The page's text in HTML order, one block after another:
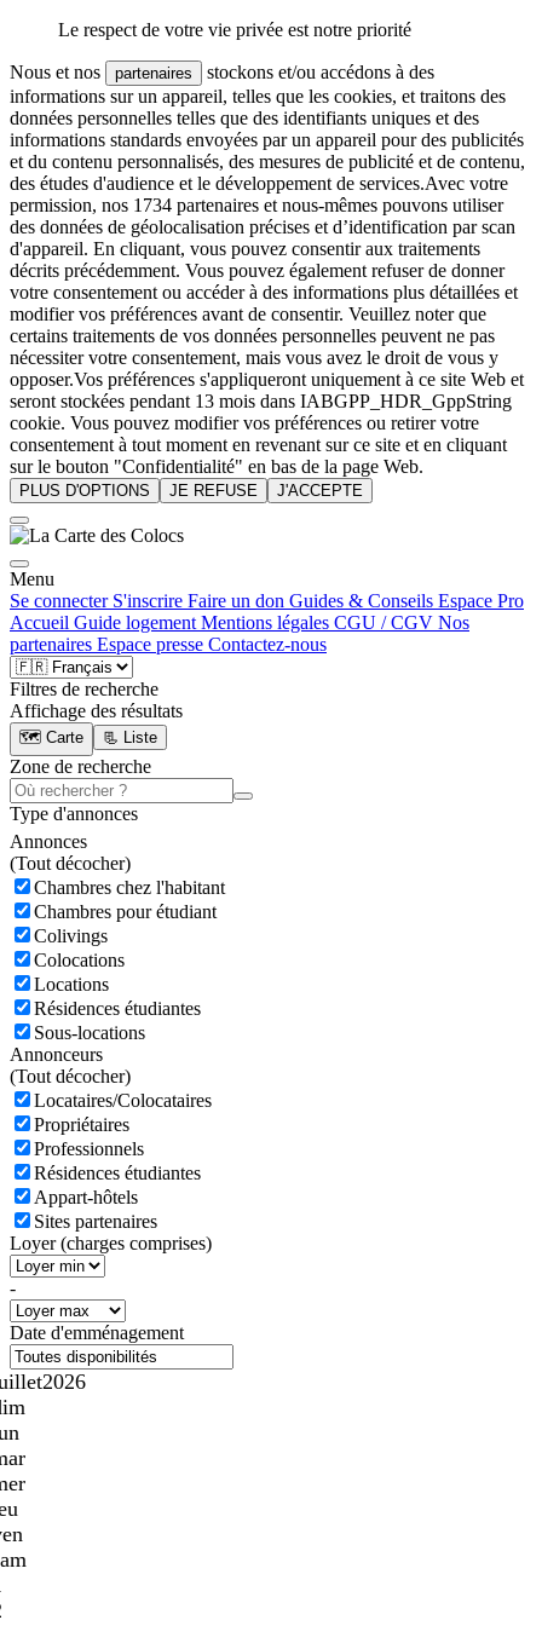
Le respect de votre vie privée est notre priorité
Nous et nos partenaires
stockons et/ou accédons à des
informations sur un appareil, telles que les cookies, et traitons des
données personnelles telles que des identifiants uniques et des
informations standards envoyées par un appareil pour des publicités
et du contenu personnalisés, des mesures de publicité et de contenu,
des études d'audience et le développement de services.Avec votre
permission, nos 1734 partenaires et nous-mêmes pouvons utiliser
des données de géolocalisation précises et d’identification par scan
d'appareil. En cliquant, vous pouvez consentir aux traitements
décrits précédemment. Vous pouvez également refuser de donner
votre consentement ou accéder à des informations plus détaillées et
modifier vos préférences avant de consentir. Veuillez noter que
certains traitements de vos données personnelles peuvent ne pas
nécessiter votre consentement, mais vous avez le droit de vous y
opposer.Vos préférences s'appliqueront uniquement à ce site Web et
seront stockées pendant 13 mois dans IABGPP_HDR_GppString
cookie. Vous pouvez modifier vos préférences ou retirer votre
consentement à tout moment en revenant sur ce site et en cliquant
sur le bouton "Confidentialité" en bas de la page Web.
PLUS D'OPTIONS JE REFUSE J'ACCEPTE
Menu
Se connecter S'inscrire Faire un don Guides & Conseils Espace Pro
Accueil Guide logement Mentions légales CGU / CGV Nos
partenaires Espace presse Contactez-nous
Filtres de recherche
Affichage des résultats
🗺️ Carte 📃 Liste
Zone de recherche
Type d'annonces
Annonces
(Tout décocher)
Chambres chez l'habitant
Chambres pour étudiant
Colivings
Colocations
Locations
Résidences étudiantes
Sous-locations
Annonceurs
(Tout décocher)
Locataires/Colocataires
Propriétaires
Professionnels
Résidences étudiantes
Appart-hôtels
Sites partenaires
Loyer (charges comprises)
-
Date d'emménagement
2026